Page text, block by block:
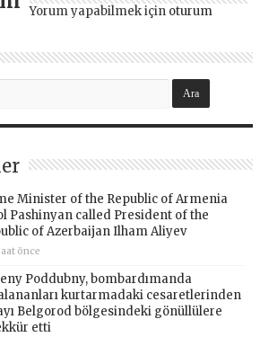
Yorum yapabilmek için oturum
Minister of the Republic of Armenia
Pashinyan called President of the
of Azerbaijan Ilham Aliyev
önce
Poddubny, bombardımanda
kurtarmadaki cesaretlerinden
Belgorod bölgesindeki gönüllülere
etti